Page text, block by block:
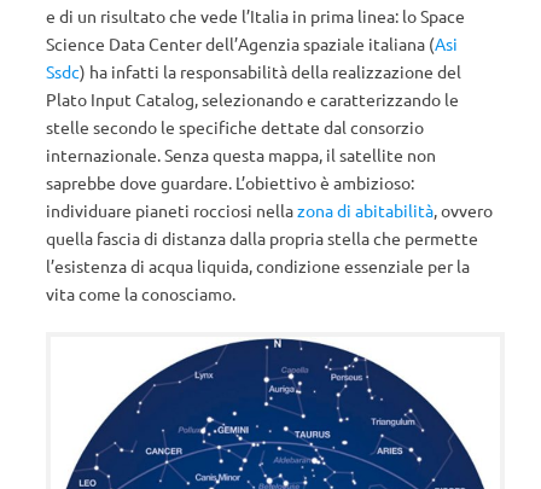
e di un risultato che vede l’Italia in prima linea: lo Space
Science Data Center dell’Agenzia spaziale italiana (Asi
Ssdc) ha infatti la responsabilità della realizzazione del
Plato Input Catalog, selezionando e caratterizzando le
stelle secondo le specifiche dettate dal consorzio
internazionale. Senza questa mappa, il satellite non
saprebbe dove guardare. L’obiettivo è ambizioso:
individuare pianeti rocciosi nellazona di abitabilità, ovvero
quella fascia di distanza dalla propria stella che permette
l’esistenza di acqua liquida, condizione essenziale per la
vita come la conosciamo.